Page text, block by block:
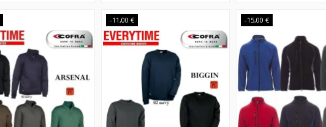
-11,00 € -15,00 €